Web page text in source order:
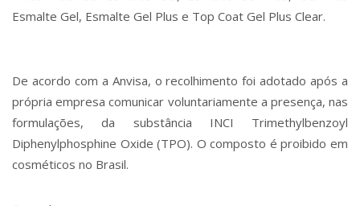
Esmalte Gel, Esmalte Gel Plus e Top Coat Gel Plus Clear.
De acordo com a Anvisa, o recolhimento foi adotado após a
própria empresa comunicar voluntariamente a presença, nas
formulações, da substância INCI Trimethylbenzoyl
Diphenylphosphine Oxide (TPO). O composto é proibido em
cosméticos no Brasil.